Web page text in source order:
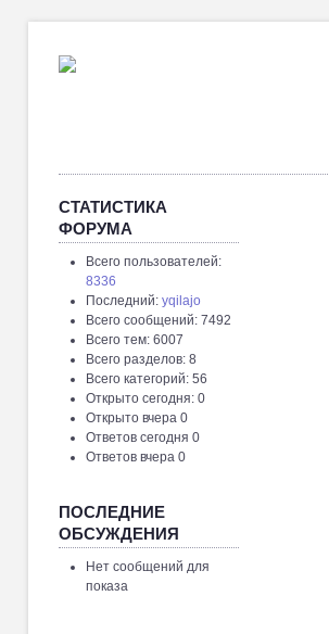
СТАТИСТИКА
ФОРУМА
Всего пользователей:
8336
Последний: yqilajo
Всего сообщений: 7492
Всего тем: 6007
Всего разделов: 8
Всего категорий: 56
Открыто сегодня: 0
Открыто вчера 0
Ответов сегодня 0
Ответов вчера 0
ПОСЛЕДНИЕ
ОБСУЖДЕНИЯ
Нет сообщений для
показа